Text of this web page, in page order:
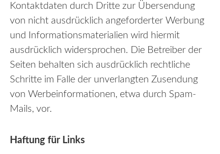
Kontaktdaten durch Dritte zur Übersendung
von nicht ausdrücklich angeforderter Werbung
und Informationsmaterialien wird hiermit
ausdrücklich widersprochen. Die Betreiber der
Seiten behalten sich ausdrücklich rechtliche
Schritte im Falle der unverlangten Zusendung
von Werbeinformationen, etwa durch Spam-
Mails, vor.
Haftung für Links